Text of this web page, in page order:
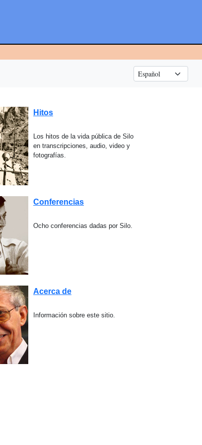
Hitos
Los hitos de la vida pública de Silo
en transcripciones, audio, video y
fotografías.
Conferencias
Ocho conferencias dadas por Silo.
Acerca de
Información sobre este sitio.